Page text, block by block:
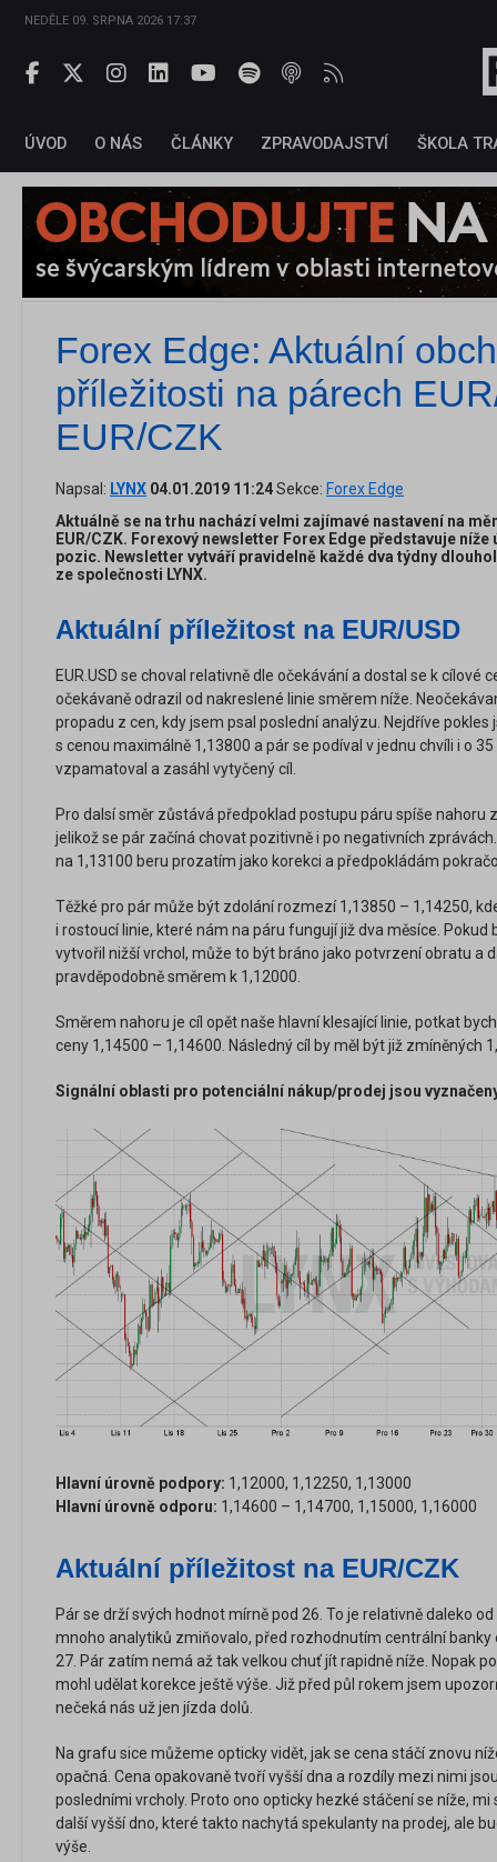
NEDĚLE 09. SRPNA 2026 17:37
ÚVOD O NÁS ČLÁNKY ZPRAVODAJSTVÍ ŠKOLA
Forex Edge: Aktuální
příležitosti na párech
EUR/CZK
Napsal: LYNX 04.01.2019 11:24Sekce: Forex Edge
Aktuálně se na trhu nachází velmi zajímavé nastavení na
EUR/CZK. Forexový newsletter Forex Edge představuje
pozic. Newsletter vytváří pravidelně každé dva týdny
ze společnosti LYNX.
Aktuální příležitost na EUR/USD
EUR.USD se choval relativně dle očekávání a dostal se k cílové
očekávaně odrazil od nakreslené linie směrem níže.
propadu z cen, kdy jsem psal poslední analýzu. Nejdříve
s cenou maximálně 1,13800 a pár se podíval v jednu chvíli i o
vzpamatoval a zasáhl vytyčený cíl.
Pro dalsí směr zůstává předpoklad postupu páru spíše nahoru
jelikož se pár začíná chovat pozitivně i po negativních
na 1,13100 beru prozatím jako korekci a předpokládám
Těžké pro pár může být zdolání rozmezí 1,13850 – 1,14250,
i rostoucí linie, které nám na páru fungují již dva měsíce.
vytvořil nižší vrchol, může to být bráno jako potvrzení obratu a
pravděpodobně směrem k 1,12000.
Směrem nahoru je cíl opět naše hlavní klesající linie, potkat
ceny 1,14500 – 1,14600. Následný cíl by měl být již zmíněných
Signální oblasti pro potenciální nákup/prodej jsou
Hlavní úrovně podpory: 1,12000, 1,12250, 1,13000
Hlavní úrovně odporu: 1,14600 – 1,14700, 1,15000, 1,16000
Aktuální příležitost na EUR/CZK
Pár se drží svých hodnot mírně pod 26. To je relativně daleko
mnoho analytiků zmiňovalo, před rozhodnutím centrální banky
27. Pár zatím nemá až tak velkou chuť jít rapidně níže. Nopak
mohl udělat korekce ještě výše. Již před půl rokem jsem
nečeká nás už jen jízda dolů.
Na grafu sice můžeme opticky vidět, jak se cena stáčí znovu
opačná. Cena opakovaně tvoří vyšší dna a rozdíly mezi nimi
posledními vrcholy. Proto ono opticky hezké stáčení se níže,
další vyšší dno, které takto nachytá spekulanty na prodej, ale
výše.